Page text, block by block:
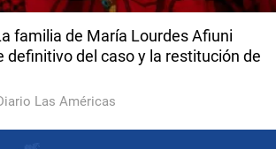
familia de María Lourdes Afiuni
definitivo del caso y la restitución de
Las Américas